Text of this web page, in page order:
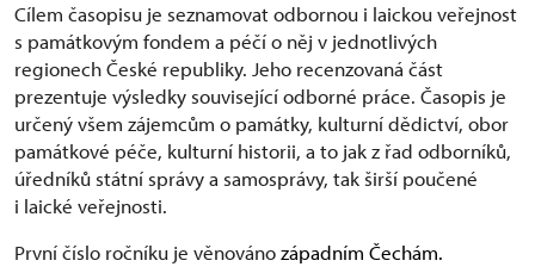
Cílem časopisu je seznamovat odbornou i laickou veřejnost
s památkovým fondem a péčí o něj v jednotlivých
regionech České republiky. Jeho recenzovaná část
prezentuje výsledky související odborné práce. Časopis je
určený všem zájemcům o památky, kulturní dědictví, obor
památkové péče, kulturní historii, a to jak z řad odborníků,
úředníků státní správy a samosprávy, tak širší poučené
i laické veřejnosti.
První číslo ročníku je věnovánozápadním Čechám.